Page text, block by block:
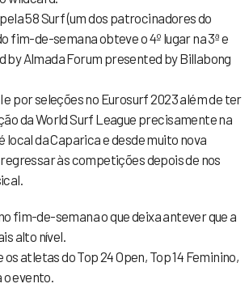
58 Surf (um dos patrocinadores do
fim-de-semana obteve o 4º lugar na 3ª e
by Almada Forum presented by Billabong
por seleções no Eurosurf 2023 além de ter
da World Surf League precisamente na
da Caparica e desde muito nova
às competições depois de nos
fim-de-semana o que deixa antever que a
alto nível.
atletas do Top 24 Open, Top 14 Feminino,
evento.